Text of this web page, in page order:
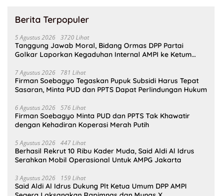
Berita Terpopuler
5 Agustus 2026 3720 Lihat
Tanggung Jawab Moral, Bidang Ormas DPP Partai
Golkar Laporkan Kegaduhan Internal AMPI ke Ketum
7 Agustus 2026 781 Lihat
Firman Soebagyo Tegaskan Pupuk Subsidi Harus Tepat
Sasaran, Minta PUD dan PPTS Dapat Perlindungan Hukum
6 Agustus 2026 576 Lihat
Firman Soebagyo Minta PUD dan PPTS Tak Khawatir
dengan Kehadiran Koperasi Merah Putih
5 Agustus 2026 447 Lihat
Berhasil Rekrut 10 Ribu Kader Muda, Said Aldi Al Idrus
Serahkan Mobil Operasional Untuk AMPG Jakarta
3 Agustus 2026 159 Lihat
Said Aldi Al Idrus Dukung Plt Ketua Umum DPP AMPI